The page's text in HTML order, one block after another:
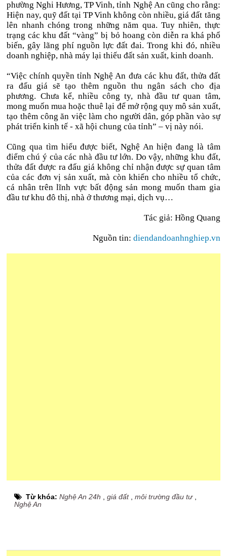
phường Nghi Hương, TP Vinh, tỉnh Nghệ An cũng cho rằng:
Hiện nay, quỹ đất tại TP Vinh không còn nhiều, giá đất tăng
lên nhanh chóng trong những năm qua. Tuy nhiên, thực
trạng các khu đất “vàng” bị bỏ hoang còn diễn ra khá phổ
biến, gây lãng phí nguồn lực đất đai. Trong khi đó, nhiều
doanh nghiệp, nhà máy lại thiếu đất sản xuất, kinh doanh.
“Việc chính quyền tỉnh Nghệ An đưa các khu đất, thửa đất
ra đấu giá sẽ tạo thêm nguồn thu ngân sách cho địa
phương. Chưa kể, nhiều công ty, nhà đầu tư quan tâm,
mong muốn mua hoặc thuê lại để mở rộng quy mô sản xuất,
tạo thêm công ăn việc làm cho người dân, góp phần vào sự
phát triển kinh tế - xã hội chung của tỉnh” – vị này nói.
Cũng qua tìm hiểu được biết, Nghệ An hiện đang là tâm
điểm chú ý của các nhà đầu tư lớn. Do vậy, những khu đất,
thửa đất được ra đấu giá không chỉ nhận được sự quan tâm
của các đơn vị sản xuất, mà còn khiến cho nhiều tổ chức,
cá nhân trên lĩnh vực bất động sản mong muốn tham gia
đầu tư khu đô thị, nhà ở thương mại, dịch vụ…
Tác giả: Hồng Quang
Nguồn tin: diendandoanhnghiep.vn
Từ khóa:Nghệ An 24h ,giá đất,môi trường đầu tư,
Nghệ An